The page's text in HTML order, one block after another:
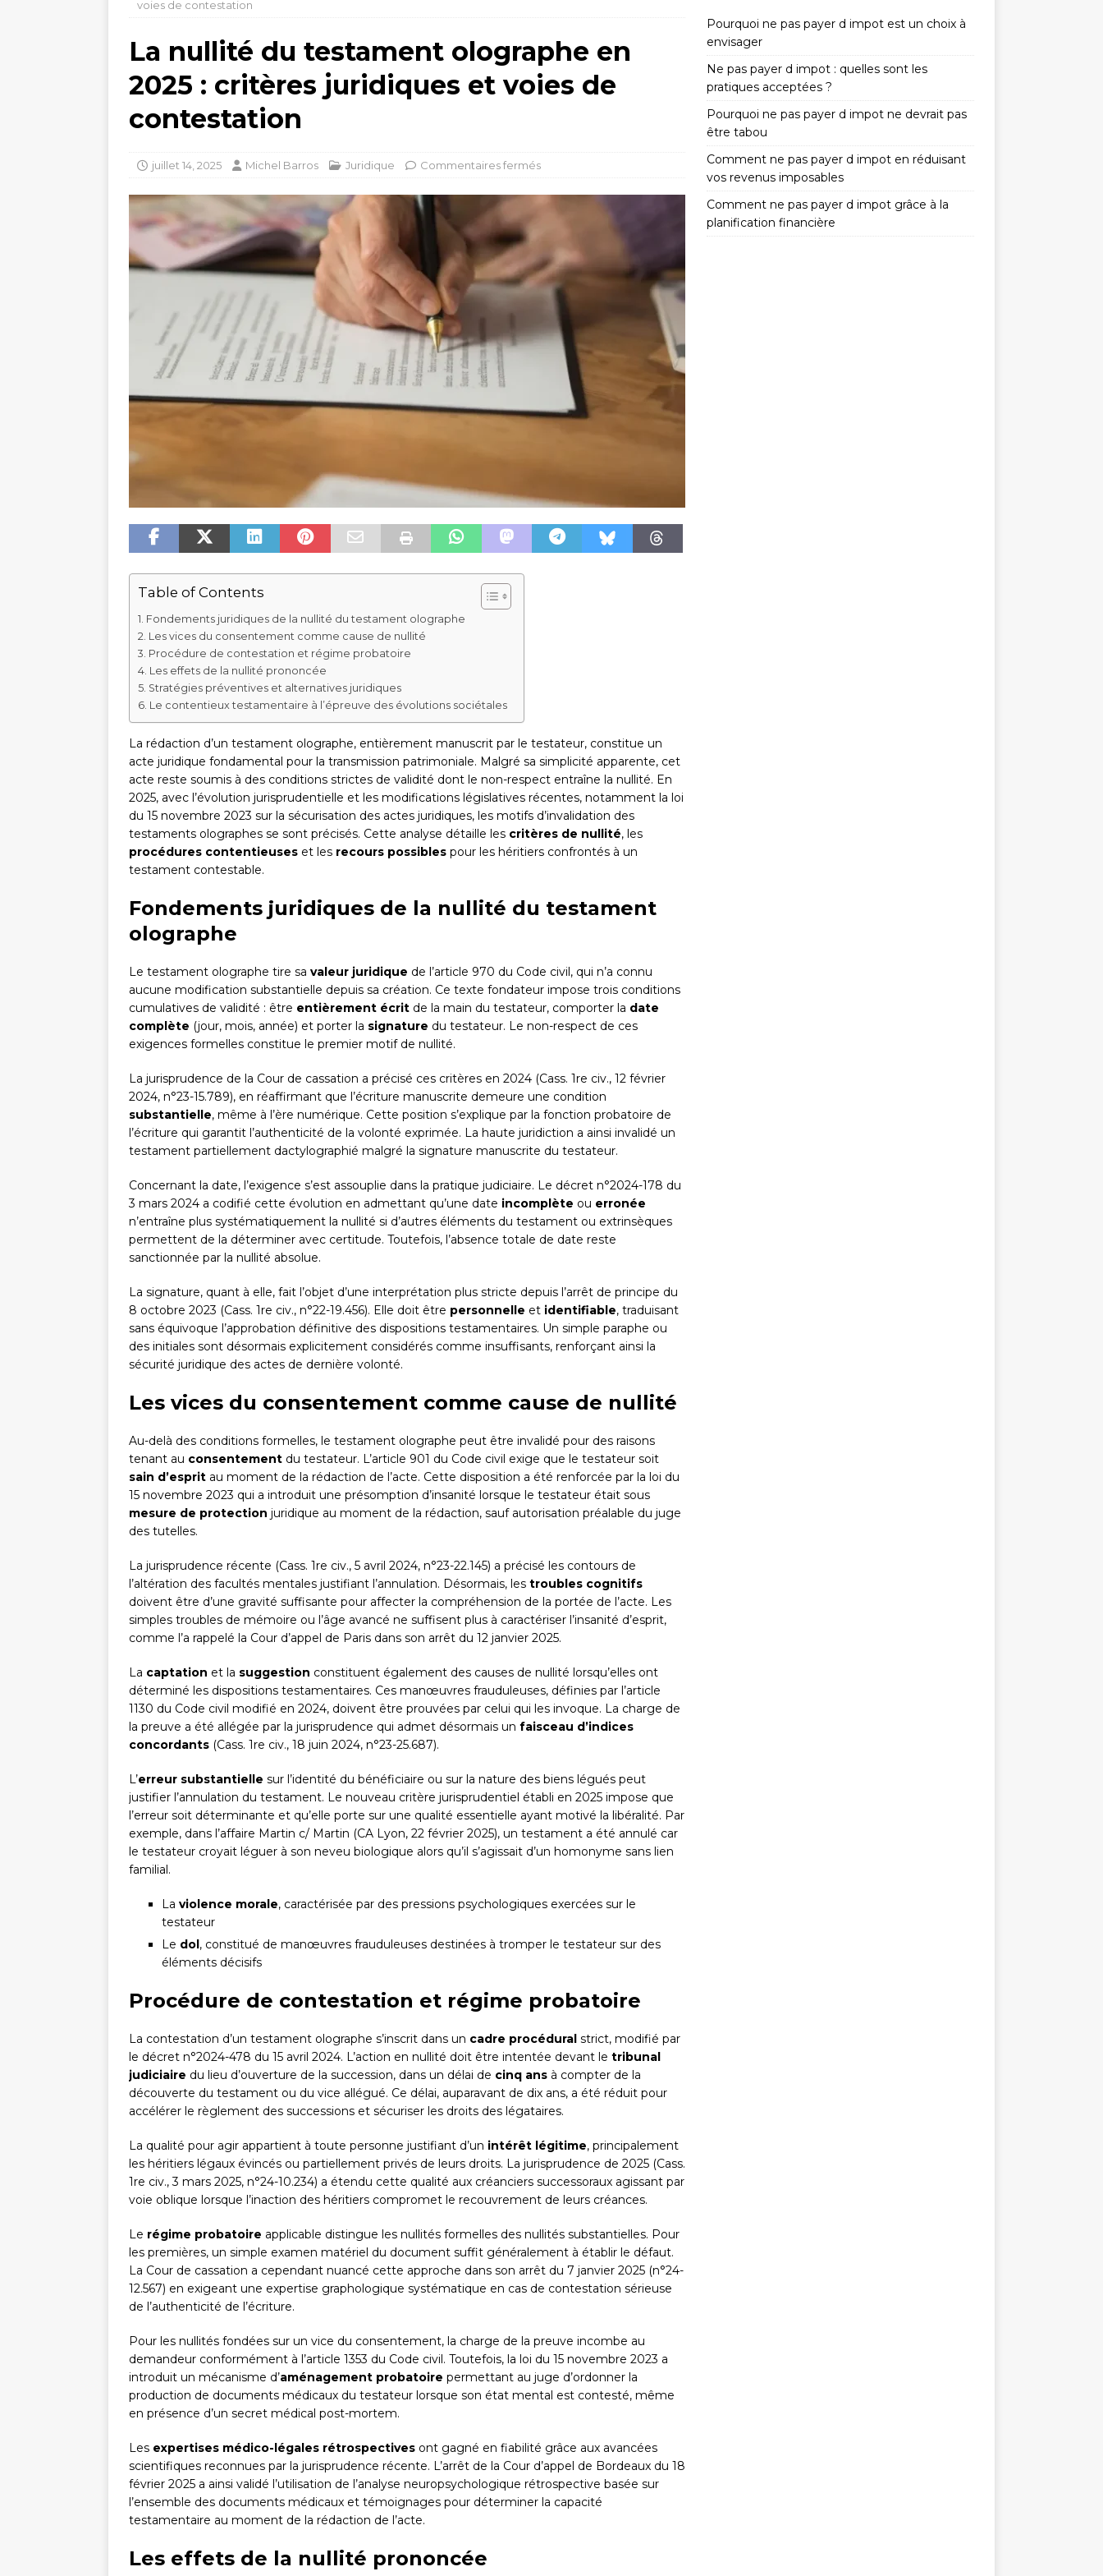
voies de contestation
La nullité du testament olographe en
2025 : critères juridiques et voies de
contestation
juillet 14, 2025 Michel Barros Juridique Commentaires fermés
Table of Contents
Fondements juridiques de la nullité du testament olographe
Les vices du consentement comme cause de nullité
Procédure de contestation et régime probatoire
Les effets de la nullité prononcée
Stratégies préventives et alternatives juridiques
Le contentieux testamentaire à l’épreuve des évolutions sociétales
La rédaction d’un testament olographe, entièrement manuscrit par le testateur, constitue un
acte juridique fondamental pour la transmission patrimoniale. Malgré sa simplicité apparente, cet
acte reste soumis à des conditions strictes de validité dont le non-respect entraîne la nullité. En
2025, avec l’évolution jurisprudentielle et les modifications législatives récentes, notamment la loi
du 15 novembre 2023 sur la sécurisation des actes juridiques, les motifs d’invalidation des
testaments olographes se sont précisés. Cette analyse détaille les critères de nullité, les
procédures contentieuses et les recours possibles pour les héritiers confrontés à un
testament contestable.
Fondements juridiques de la nullité du testament
olographe
Le testament olographe tire sa valeur juridique de l’article 970 du Code civil, qui n’a connu
aucune modification substantielle depuis sa création. Ce texte fondateur impose trois conditions
cumulatives de validité : être entièrement écrit de la main du testateur, comporter la date
complète (jour, mois, année) et porter la signature du testateur. Le non-respect de ces
exigences formelles constitue le premier motif de nullité.
La jurisprudence de la Cour de cassation a précisé ces critères en 2024 (Cass. 1re civ., 12 février
2024, n°23-15.789), en réaffirmant que l’écriture manuscrite demeure une condition
substantielle, même à l’ère numérique. Cette position s’explique par la fonction probatoire de
l’écriture qui garantit l’authenticité de la volonté exprimée. La haute juridiction a ainsi invalidé un
testament partiellement dactylographié malgré la signature manuscrite du testateur.
Concernant la date, l’exigence s’est assouplie dans la pratique judiciaire. Le décret n°2024-178 du
3 mars 2024 a codifié cette évolution en admettant qu’une date incomplète ou erronée
n’entraîne plus systématiquement la nullité si d’autres éléments du testament ou extrinsèques
permettent de la déterminer avec certitude. Toutefois, l’absence totale de date reste
sanctionnée par la nullité absolue.
La signature, quant à elle, fait l’objet d’une interprétation plus stricte depuis l’arrêt de principe du
8 octobre 2023 (Cass. 1re civ., n°22-19.456). Elle doit être personnelle et identifiable, traduisant
sans équivoque l’approbation définitive des dispositions testamentaires. Un simple paraphe ou
des initiales sont désormais explicitement considérés comme insuffisants, renforçant ainsi la
sécurité juridique des actes de dernière volonté.
Les vices du consentement comme cause de nullité
Au-delà des conditions formelles, le testament olographe peut être invalidé pour des raisons
tenant au consentement du testateur. L’article 901 du Code civil exige que le testateur soit
sain d’esprit au moment de la rédaction de l’acte. Cette disposition a été renforcée par la loi du
15 novembre 2023 qui a introduit une présomption d’insanité lorsque le testateur était sous
mesure de protection juridique au moment de la rédaction, sauf autorisation préalable du juge
des tutelles.
La jurisprudence récente (Cass. 1re civ., 5 avril 2024, n°23-22.145) a précisé les contours de
l’altération des facultés mentales justifiant l’annulation. Désormais, les troubles cognitifs
doivent être d’une gravité suffisante pour affecter la compréhension de la portée de l’acte. Les
simples troubles de mémoire ou l’âge avancé ne suffisent plus à caractériser l’insanité d’esprit,
comme l’a rappelé la Cour d’appel de Paris dans son arrêt du 12 janvier 2025.
La captation et la suggestion constituent également des causes de nullité lorsqu’elles ont
déterminé les dispositions testamentaires. Ces manœuvres frauduleuses, définies par l’article
1130 du Code civil modifié en 2024, doivent être prouvées par celui qui les invoque. La charge de
la preuve a été allégée par la jurisprudence qui admet désormais un faisceau d’indices
concordants (Cass. 1re civ., 18 juin 2024, n°23-25.687).
L’erreur substantielle sur l’identité du bénéficiaire ou sur la nature des biens légués peut
justifier l’annulation du testament. Le nouveau critère jurisprudentiel établi en 2025 impose que
l’erreur soit déterminante et qu’elle porte sur une qualité essentielle ayant motivé la libéralité. Par
exemple, dans l’affaire Martin c/ Martin (CA Lyon, 22 février 2025), un testament a été annulé car
le testateur croyait léguer à son neveu biologique alors qu’il s’agissait d’un homonyme sans lien
familial.
La violence morale, caractérisée par des pressions psychologiques exercées sur le
testateur
Le dol, constitué de manœuvres frauduleuses destinées à tromper le testateur sur des
éléments décisifs
Procédure de contestation et régime probatoire
La contestation d’un testament olographe s’inscrit dans un cadre procédural strict, modifié par
le décret n°2024-478 du 15 avril 2024. L’action en nullité doit être intentée devant le tribunal
judiciaire du lieu d’ouverture de la succession, dans un délai de cinq ans à compter de la
découverte du testament ou du vice allégué. Ce délai, auparavant de dix ans, a été réduit pour
accélérer le règlement des successions et sécuriser les droits des légataires.
La qualité pour agir appartient à toute personne justifiant d’un intérêt légitime, principalement
les héritiers légaux évincés ou partiellement privés de leurs droits. La jurisprudence de 2025 (Cass.
1re civ., 3 mars 2025, n°24-10.234) a étendu cette qualité aux créanciers successoraux agissant par
voie oblique lorsque l’inaction des héritiers compromet le recouvrement de leurs créances.
Le régime probatoire applicable distingue les nullités formelles des nullités substantielles. Pour
les premières, un simple examen matériel du document suffit généralement à établir le défaut.
La Cour de cassation a cependant nuancé cette approche dans son arrêt du 7 janvier 2025 (n°24-
12.567) en exigeant une expertise graphologique systématique en cas de contestation sérieuse
de l’authenticité de l’écriture.
Pour les nullités fondées sur un vice du consentement, la charge de la preuve incombe au
demandeur conformément à l’article 1353 du Code civil. Toutefois, la loi du 15 novembre 2023 a
introduit un mécanisme d’aménagement probatoire permettant au juge d’ordonner la
production de documents médicaux du testateur lorsque son état mental est contesté, même
en présence d’un secret médical post-mortem.
Les expertises médico-légales rétrospectives ont gagné en fiabilité grâce aux avancées
scientifiques reconnues par la jurisprudence récente. L’arrêt de la Cour d’appel de Bordeaux du 18
février 2025 a ainsi validé l’utilisation de l’analyse neuropsychologique rétrospective basée sur
l’ensemble des documents médicaux et témoignages pour déterminer la capacité
testamentaire au moment de la rédaction de l’acte.
Les effets de la nullité prononcée
Pourquoi ne pas payer d impot est un choix à
envisager
Ne pas payer d impot : quelles sont les
pratiques acceptées ?
Pourquoi ne pas payer d impot ne devrait pas
être tabou
Comment ne pas payer d impot en réduisant
vos revenus imposables
Comment ne pas payer d impot grâce à la
planification financière